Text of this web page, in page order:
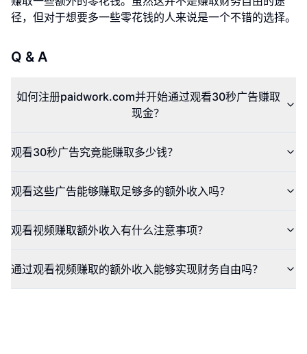
径，但对于想要多一些零花钱的人来说是一个不错的选择。
Q & A
如何注册paidwork.com并开始通过观看30秒广告赚取
现金？
观看30秒广告究竟能赚取多少钱？
观看这些广告能够赚取足够多的额外收入吗？
观看视频赚取额外收入有什么注意事项？
通过观看视频赚取的额外收入能够实现财务自由吗？